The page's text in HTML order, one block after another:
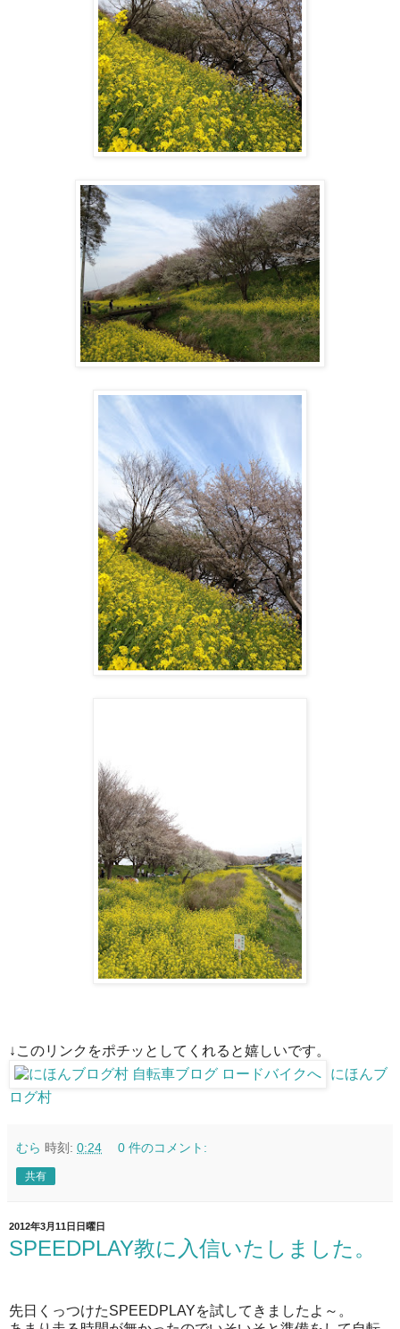
↓このリンクをポチッとしてくれると嬉しいです。
にほんブ
ログ村
むら 時刻: 0:24 0 件のコメント:
共有
2012年3月11日日曜日
SPEEDPLAY教に入信いたしました。
先日くっつけたSPEEDPLAYを試してきましたよ～。